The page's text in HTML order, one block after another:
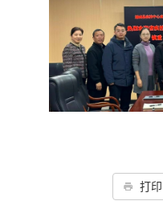
打印